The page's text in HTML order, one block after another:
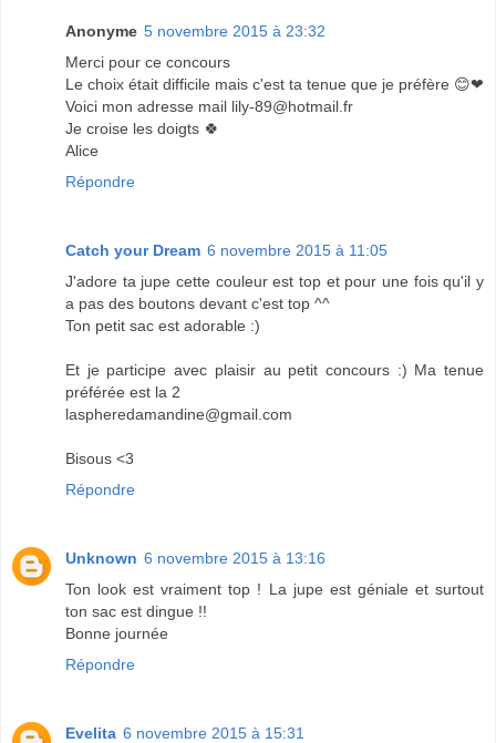
Anonyme 5 novembre 2015 à 23:32
Merci pour ce concours
Le choix était difficile mais c'est ta tenue que je préfère 😊❤
Voici mon adresse mail lily-89@hotmail.fr
Je croise les doigts 🍀
Alice
Répondre
Catch your Dream 6 novembre 2015 à 11:05
J'adore ta jupe cette couleur est top et pour une fois qu'il y
a pas des boutons devant c'est top ^^
Ton petit sac est adorable :)
Et je participe avec plaisir au petit concours :) Ma tenue
préférée est la 2
laspheredamandine@gmail.com
Bisous <3
Répondre
Unknown 6 novembre 2015 à 13:16
Ton look est vraiment top ! La jupe est géniale et surtout
ton sac est dingue !!
Bonne journée
Répondre
Evelita 6 novembre 2015 à 15:31